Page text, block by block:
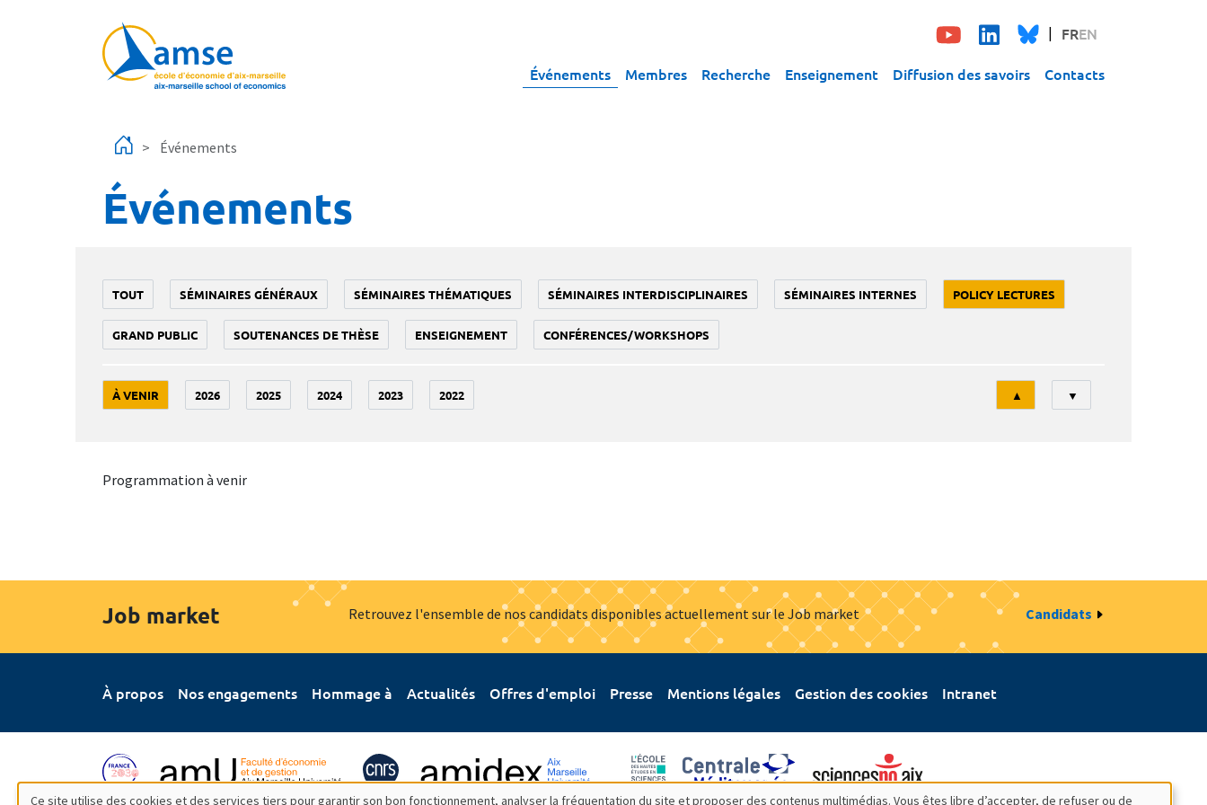
FREN
Événements Membres Recherche Enseignement Diffusion des savoirs Contacts
Événements
Événements
TOUT SÉMINAIRES GÉNÉRAUX SÉMINAIRES THÉMATIQUES SÉMINAIRES INTERDISCIPLINAIRES SÉMINAIRES INTERNES POLICY LECTURES
GRAND PUBLIC SOUTENANCES DE THÈSE ENSEIGNEMENT CONFÉRENCES/WORKSHOPS
À VENIR 2026 2025 2024 2023 2022
Tri
▲ ▼
Programmation à venir
Job market Retrouvez l'ensemble de nos candidats disponibles actuellement sur le Job market Candidats
À propos Nos engagements Hommage à Actualités Offres d'emploi Presse Mentions légales Gestion des cookies Intranet
Ce site utilise des cookies et des services tiers pour garantir son bon fonctionnement, analyser la fréquentation du site et proposer des contenus multimédias. Vous êtes libre d’accepter, de refuser ou de